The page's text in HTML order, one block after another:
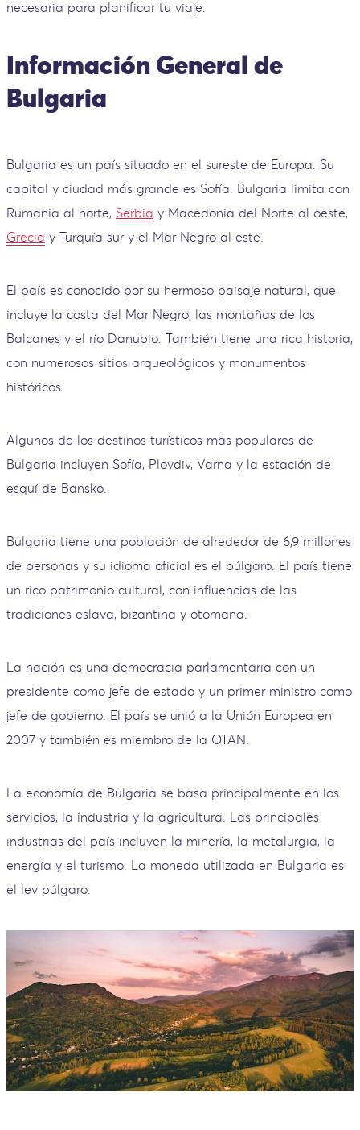
necesaria para planificar tu viaje.
Información General de
Bulgaria
Bulgaria es un país situado en el sureste de Europa. Su
capital y ciudad más grande es Sofía. Bulgaria limita con
Rumania al norte, Serbia y Macedonia del Norte al oeste,
Grecia y Turquía sur y el Mar Negro al este.
El país es conocido por su hermoso paisaje natural, que
incluye la costa del Mar Negro, las montañas de los
Balcanes y el río Danubio. También tiene una rica historia,
con numerosos sitios arqueológicos y monumentos
históricos.
Algunos de los destinos turísticos más populares de
Bulgaria incluyen Sofía, Plovdiv, Varna y la estación de
esquí de Bansko.
Bulgaria tiene una población de alrededor de 6,9 ​​millones
de personas y su idioma oficial es el búlgaro. El país tiene
un rico patrimonio cultural, con influencias de las
tradiciones eslava, bizantina y otomana.
La nación es una democracia parlamentaria con un
presidente como jefe de estado y un primer ministro como
jefe de gobierno. El país se unió a la Unión Europea en
2007 y también es miembro de la OTAN.
La economía de Bulgaria se basa principalmente en los
servicios, la industria y la agricultura. Las principales
industrias del país incluyen la minería, la metalurgia, la
energía y el turismo. La moneda utilizada en Bulgaria es
el lev búlgaro.